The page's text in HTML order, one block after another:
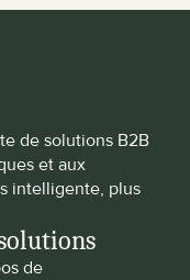
de solutions B2B
et aux
intelligente, plus
de